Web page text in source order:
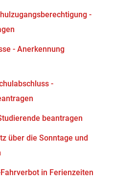
-
- Anerkennung
-
beantragen
über die Sonntage und
in Ferienzeiten